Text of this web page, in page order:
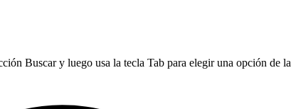
Buscar y luego usa la tecla Tab para elegir una opción de la